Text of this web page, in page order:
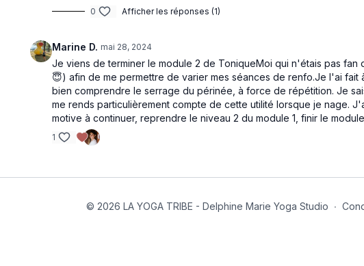
0 Afficher les réponses (1)
Marine D. mai 28, 2024
Je viens de terminer le module 2 de ToniqueMoi qui n'étais pas
😇) afin de me permettre de varier mes séances de renfo.Je l'ai
bien comprendre le serrage du périnée, à force de répétition. Je
me rends particulièrement compte de cette utilité lorsque je nage.
motive à continuer, reprendre le niveau 2 du module 1, finir le
1
© 2026 LA YOGA TRIBE - Delphine Marie Yoga Studio ∙